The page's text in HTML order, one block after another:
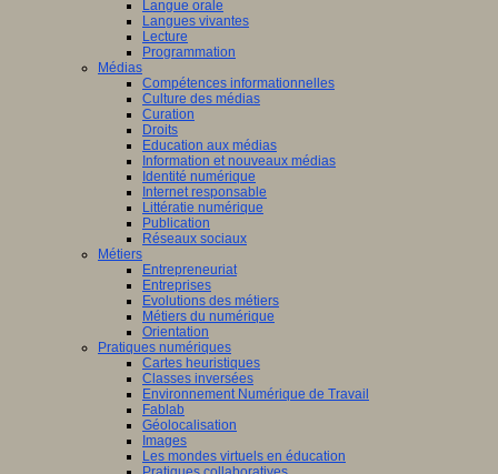
Langue orale
Langues vivantes
Lecture
Programmation
Médias
Compétences informationnelles
Culture des médias
Curation
Droits
Education aux médias
Information et nouveaux médias
Identité numérique
Internet responsable
Littératie numérique
Publication
Réseaux sociaux
Métiers
Entrepreneuriat
Entreprises
Evolutions des métiers
Métiers du numérique
Orientation
Pratiques numériques
Cartes heuristiques
Classes inversées
Environnement Numérique de Travail
Fablab
Géolocalisation
Images
Les mondes virtuels en éducation